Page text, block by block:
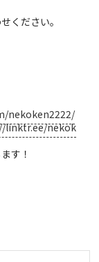
ください。
nekoken2222/
linktr.ee/nekok
す！